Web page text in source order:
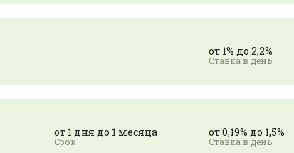
от 1% до 2,2%
от 1 дня до 1 месяца от 0,19% до 1,5%
свяжется с вами в ближайшее время.
данных
Отправим заявку партнерам. Менеджер
свяжется с вами в ближайшее время.
Добавить
ближайшее время.
свяжется с вами в ближайшее время.